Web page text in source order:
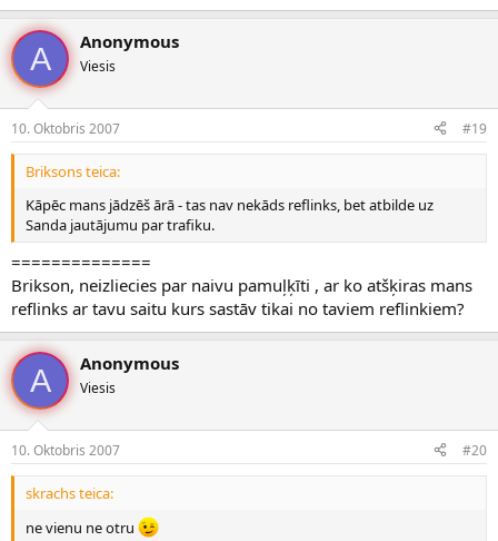
A Anonymous
Viesis
10. Oktobris 2007 #19
Briksons teica:
Kāpēc mans jādzēš ārā - tas nav nekāds reflinks, bet atbilde uz
Sanda jautājumu par trafiku.
==============
Brikson, neizliecies par naivu pamuļķīti , ar ko atšķiras mans
reflinks ar tavu saitu kurs sastāv tikai no taviem reflinkiem?
A Anonymous
Viesis
10. Oktobris 2007 #20
skrachs teica:
ne vienu ne otru